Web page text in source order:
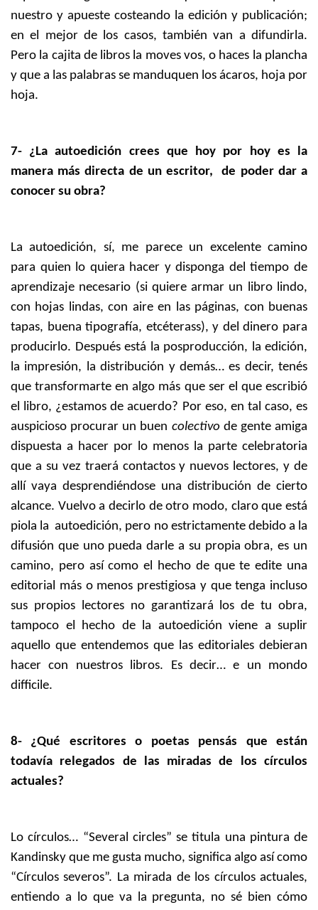
nuestro y apueste costeando la edición y publicación;
en el mejor de los casos, también van a difundirla.
Pero la cajita de libros la moves vos, o haces la plancha
y que a las palabras se manduquen los ácaros, hoja por
hoja.
7- ¿La autoedición crees que hoy por hoy es la
manera más directa de un escritor, de poder dar a
conocer su obra?
La autoedición, sí, me parece un excelente camino
para quien lo quiera hacer y disponga del tiempo de
aprendizaje necesario (si quiere armar un libro lindo,
con hojas lindas, con aire en las páginas, con buenas
tapas, buena tipografía, etcéterass), y del dinero para
producirlo. Después está la posproducción, la edición,
la impresión, la distribución y demás… es decir, tenés
que transformarte en algo más que ser el que escribió
el libro, ¿estamos de acuerdo? Por eso, en tal caso, es
auspicioso procurar un buen colectivode gente amiga
dispuesta a hacer por lo menos la parte celebratoria
que a su vez traerá contactos y nuevos lectores, y de
allí vaya desprendiéndose una distribución de cierto
alcance. Vuelvo a decirlo de otro modo, claro que está
piola la autoedición, pero no estrictamente debido a la
difusión que uno pueda darle a su propia obra, es un
camino, pero así como el hecho de que te edite una
editorial más o menos prestigiosa y que tenga incluso
sus propios lectores no garantizará los de tu obra,
tampoco el hecho de la autoedición viene a suplir
aquello que entendemos que las editoriales debieran
hacer con nuestros libros. Es decir… e un mondo
difficile.
8- ¿Qué escritores o poetas pensás que están
todavía relegados de las miradas de los círculos
actuales?
Lo círculos… “Several circles” se titula una pintura de
Kandinsky que me gusta mucho, significa algo así como
“Círculos severos”. La mirada de los círculos actuales,
entiendo a lo que va la pregunta, no sé bien cómo